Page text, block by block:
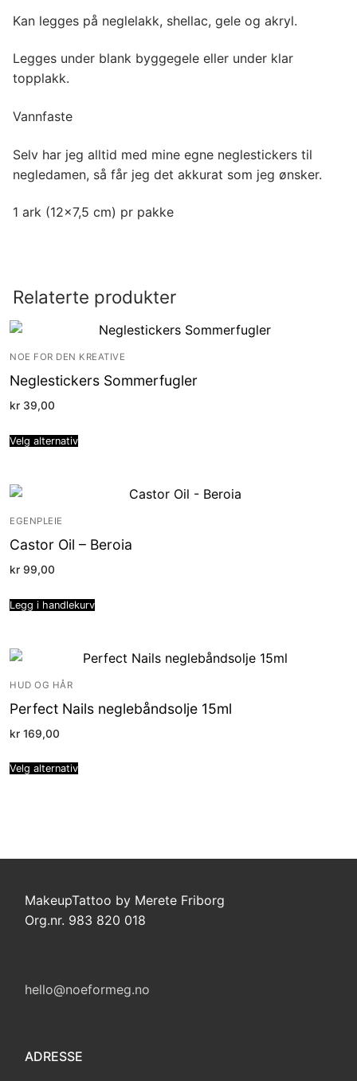
Kan legges på neglelakk, shellac, gele og akryl.
Legges under blank byggegele eller under klar
topplakk.
Vannfaste
Selv har jeg alltid med mine egne neglestickers til
negledamen, så får jeg det akkurat som jeg ønsker.
1 ark (12×7,5 cm) pr pakke
Relaterte produkter
NOE FOR DEN KREATIVE
Neglestickers Sommerfugler
kr 39,00
Velg alternativ
EGENPLEIE
Castor Oil – Beroia
kr 99,00
Legg i handlekurv
HUD OG HÅR
Perfect Nails neglebåndsolje 15ml
kr 169,00
Velg alternativ
MakeupTattoo by Merete Friborg
Org.nr. 983 820 018
hello@noeformeg.no
ADRESSE